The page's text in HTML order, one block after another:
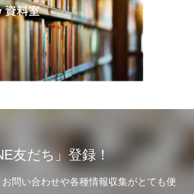
友だち」登録！
問い合わせや各種情報収集がとても便